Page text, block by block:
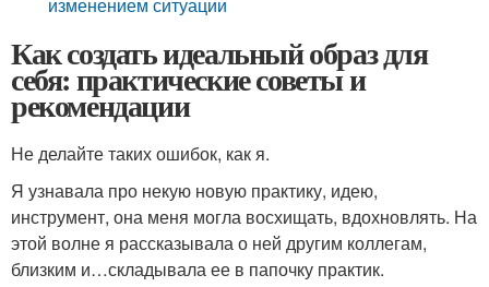
Как создать идеальный образ для
себя: практические советы и
рекомендации
Не делайте таких ошибок, как я.
Я узнавала про некую новую практику, идею,
инструмент, она меня могла восхищать, вдохновлять. На
этой волне я рассказывала о ней другим коллегам,
близким и…складывала ее в папочку практик.